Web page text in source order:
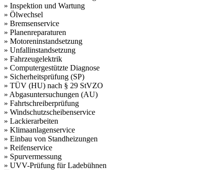
» Inspektion und Wartung
» Ölwechsel
» Bremsenservice
» Planenreparaturen
» Motoreninstandsetzung
» Unfallinstandsetzung
» Fahrzeugelektrik
» Computergestützte Diagnose
» Sicherheitsprüfung (SP)
» TÜV (HU) nach § 29 StVZO
» Abgasuntersuchungen (AU)
» Fahrtschreiberprüfung
» Windschutzscheibenservice
» Lackierarbeiten
» Klimaanlagenservice
» Einbau von Standheizungen
» Reifenservice
» Spurvermessung
» UVV-Prüfung für Ladebühnen